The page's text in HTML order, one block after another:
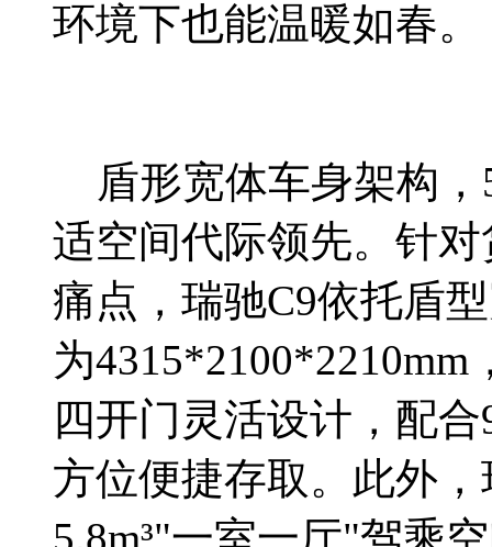
环境下也能温暖如春。
盾形宽体车身架构，
适空间代际领先。针
痛点，瑞驰C9依托盾
为
四开门灵活设计，配
方位便捷存取。此外